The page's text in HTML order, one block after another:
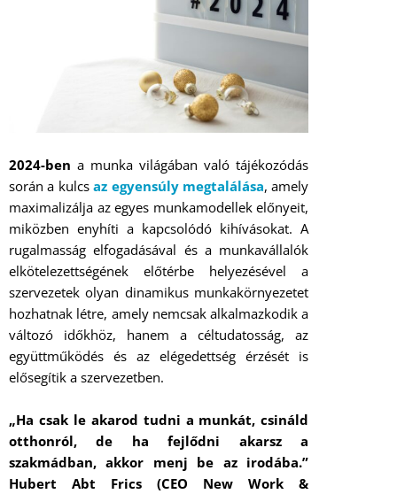
2024-ben a munka világában való tájékozódás
sorána kulcs az egyensúly megtalálása, amely
maximalizálja az egyes munkamodellek előnyeit,
miközben enyhíti a kapcsolódó kihívásokat. A
rugalmasság elfogadásával és a munkavállalók
elkötelezettségének előtérbe helyezésével a
szervezetek olyan dinamikus munkakörnyezetet
hozhatnak létre, amely nemcsak alkalmazkodik a
változó időkhöz, hanem a céltudatosság, az
együttműködés és az elégedettség érzését is
elősegítik a szervezetben.
„Ha csak le akarod tudni a munkát, csináld
otthonról, de ha fejlődni akarsz a
szakmádban, akkor menj be az irodába.”
Hubert Abt Frics (CEO New Work &